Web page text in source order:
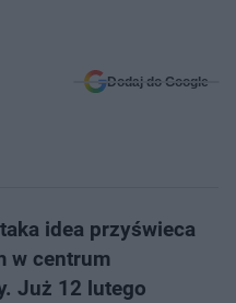
Dodaj do Google
idea przyświeca
w centrum
Już 12 lutego